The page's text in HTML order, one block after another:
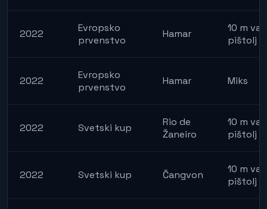
2022
Evropsko
prvenstvo
Hamar
10 m
pištolj
2022
Evropsko
prvenstvo
Hamar Miks
2022 Svetski kup
Rio de
Žaneiro
10 m
pištolj
2022 Svetski kup Čangvon
10 m
pištolj